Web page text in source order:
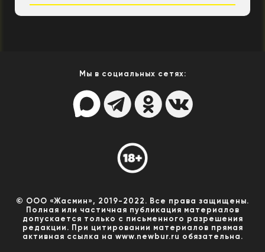
Мы в социальных сетях:
© ООО «Жасмин», 2019-2022. Все права защищены.
Полная или частичная публикация материалов
допускается только с письменного разрешения
редакции. При цитировании материалов прямая
активная ссылка на www.newbur.ru обязательна.